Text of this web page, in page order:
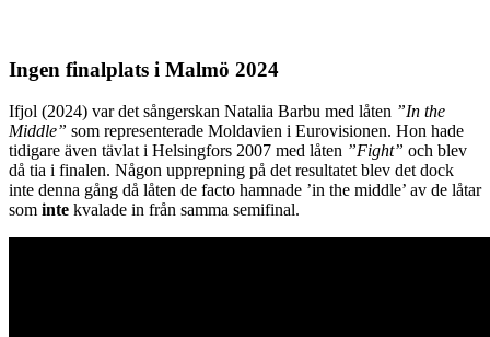
Ingen finalplats i Malmö 2024
Ifjol (2024) var det sångerskan Natalia Barbu med låten ”In the
Middle” som representerade Moldavien i Eurovisionen. Hon hade
tidigare även tävlat i Helsingfors 2007 med låten ”Fight” och blev
då tia i finalen. Någon upprepning på det resultatet blev det dock
inte denna gång då låten de facto hamnade ’in the middle’ av de låtar
som inte kvalade in från samma semifinal.